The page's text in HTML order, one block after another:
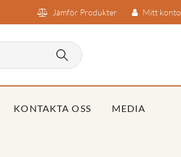
Jämför Produkter Mitt konto
KONTAKTA OSS MEDIA